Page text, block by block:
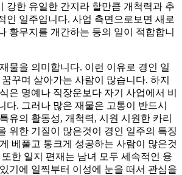
강한 유일한 간지라 할만큼 개척력과 추
인 일주입니다. 사업 측면으로보면 새로
황무지를 개간하는 등의 일이 적합합니
물을 의미합니다. 이런 이유로 경인 일
꾸며 살아가는 사람이 많습니다. 하지
은 명예나 직장운보다 자기 사업에서 비
다. 그러나 많은 재물은 고통이 반드시
유의 활동성, 개척력, 시원 시원한 카리
위한 기질이 많은것이 경인 일주의 특징
베풀고 통크게 성공하는 사람이 많은것
한 일지 편재는 남녀 모두 세속적인 융
기에 일찍부터 이성에 눈을 떠서 관심을